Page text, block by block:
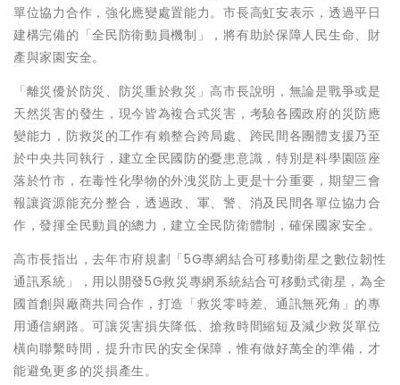
單位協力合作，強化應變處置能力。市長高虹安表示，透過平日
建構完備的「全民防衛動員機制」，將有助於保障人民生命、財
產與家園安全。
「離災優於防災、防災重於救災」高市長說明，無論是戰爭或是
天然災害的發生，現今皆為複合式災害，考驗各國政府的災防應
變能力，防救災的工作有賴整合跨局處、跨民間各團體支援乃至
於中央共同執行，建立全民國防的憂患意識，特別是科學園區座
落於竹市，在毒性化學物的外洩災防上更是十分重要，期望三會
報讓資源能充分整合，透過政、軍、警、消及民間各單位協力合
作，發揮全民動員的總力，建立全民防衛體制，確保國家安全。
高市長指出，去年市府規劃「5G專網結合可移動衛星之數位韌性
通訊系統」，用以開發5G救災專網系統結合可移動式衛星，為全
國首創與廠商共同合作，打造「救災零時差、通訊無死角」的專
用通信網路。可讓災害損失降低、搶救時間縮短及減少救災單位
橫向聯繫時間，提升市民的安全保障，惟有做好萬全的準備，才
能避免更多的災損產生。